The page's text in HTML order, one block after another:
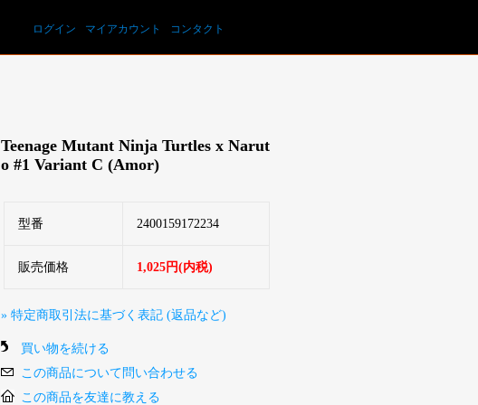
ログイン マイアカウント コンタクト
Teenage Mutant Ninja Turtles x Narut
o #1 Variant C (Amor)
型番 2400159172234
販売価格 1,025円(内税)
» 特定商取引法に基づく表記 (返品など)
買い物を続ける
この商品について問い合わせる
この商品を友達に教える